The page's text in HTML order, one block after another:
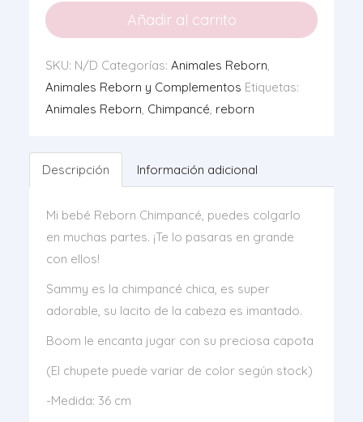
Reborn
Chimpancé
Añadir al carrito
SKU: N/D Categorías: Animales Reborn,
Animales Reborn y Complementos Etiquetas:
Animales Reborn, Chimpancé, reborn
Descripción Información adicional
Mi bebé Reborn Chimpancé, puedes colgarlo
en muchas partes. ¡Te lo pasaras en grande
con ellos!
Sammy es la chimpancé chica, es super
adorable, su lacito de la cabeza es imantado.
Boom le encanta jugar con su preciosa capota
(El chupete puede variar de color según stock)
-Medida: 36 cm